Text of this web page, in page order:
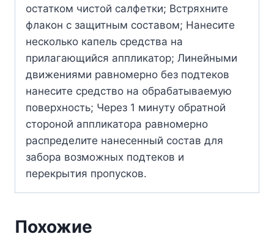
остатком чистой салфетки; Встряхните
флакон с защитным составом; Нанесите
несколько капель средства на
прилагающийся аппликатор; Линейными
движениями равномерно без подтеков
нанесите средство на обрабатываемую
поверхность; Через 1 минуту обратной
стороной аппликатора равномерно
распределите нанесенный состав для
забора возможных подтеков и
перекрытия пропусков.
Похожие